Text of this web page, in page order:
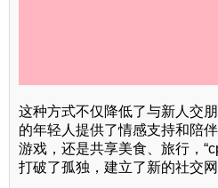
这种方式不仅降低了与新人交
的年轻人提供了情感支持和陪
游戏，还是共享美食、旅行，
打破了孤独，建立了新的社交网